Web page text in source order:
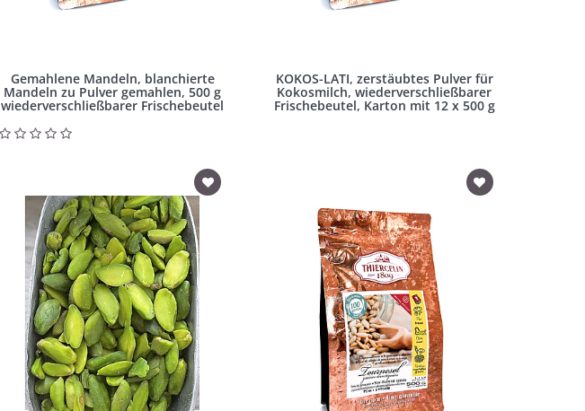
Gemahlene Mandeln, blanchierte
Mandeln zu Pulver gemahlen, 500 g
wiederverschließbarer Frischebeutel
KOKOS-LATI, zerstäubtes Pulver für
Kokosmilch, wiederverschließbarer
Frischebeutel, Karton mit 12 x 500 g